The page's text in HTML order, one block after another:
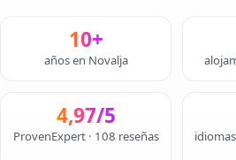
10+
años en Novalja
4,97/5
ProvenExpert · 108 reseñas